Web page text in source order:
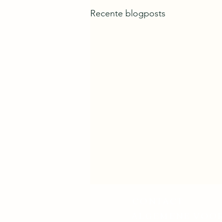
Recente blogposts